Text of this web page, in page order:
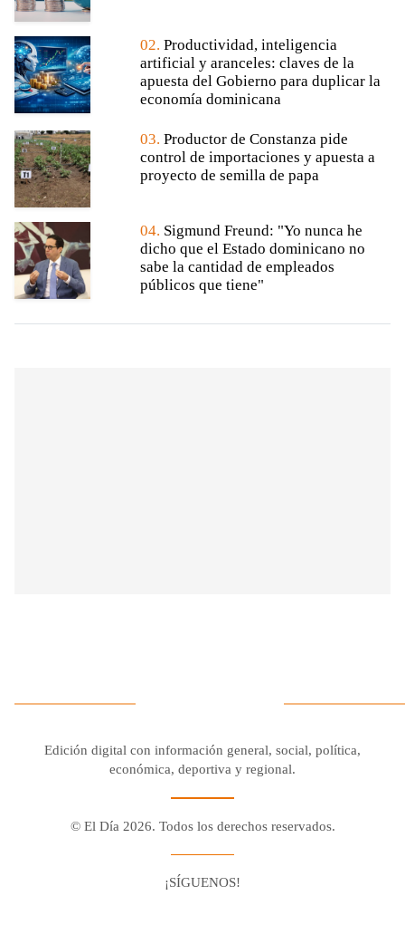
02. Productividad, inteligencia
artificial y aranceles: claves de la
apuesta del Gobierno para duplicar la
economía dominicana
03. Productor de Constanza pide
control de importaciones y apuesta a
proyecto de semilla de papa
04. Sigmund Freund: "Yo nunca he
dicho que el Estado dominicano no
sabe la cantidad de empleados
públicos que tiene"
Edición digital con información general, social, política,
económica, deportiva y regional.
© El Día 2026. Todos los derechos reservados.
¡SÍGUENOS!